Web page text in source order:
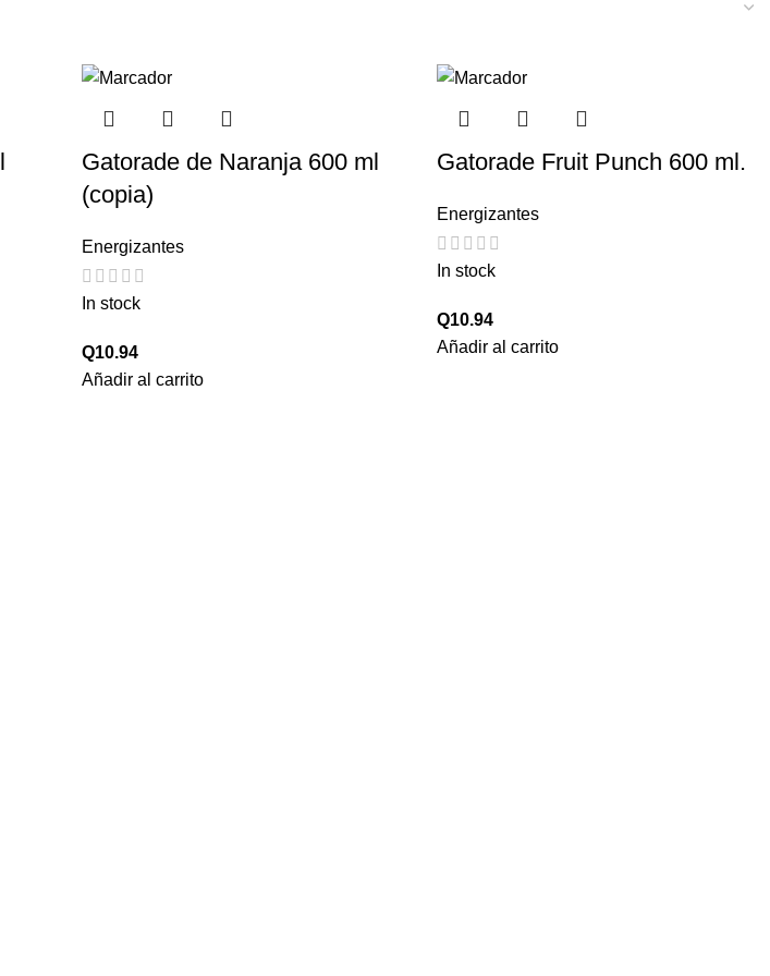
Gatorade de Naranja 600 ml
(copia)
Energizantes
In stock
Q10.94
Añadir al carrito
Gatorade Fruit Punch 600 ml.
Energizantes
In stock
Q10.94
Añadir al carrito